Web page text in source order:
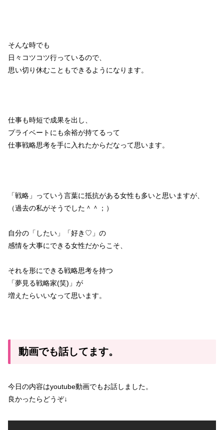
そんな時でも
日々コツコツ行っているので、
思い切り休むこともできるようになります。
仕事も時短で成果を出し、
プライベートにも余裕が持てるって
仕事戦略思考を手に入れたからだなって思います。
「戦略」っていう言葉に抵抗がある女性も多いと思いますが、
（過去の私がそうでした＾＾；）
自分の「したい」「好き♡」の
感情を大事にできる女性だからこそ、
それを形にできる戦略思考を持つ
「夢見る戦略家(笑)」が
増えたらいいなって思います。
動画でも話してます。
今日の内容はyoutube動画でもお話しました。
良かったらどうぞ↓